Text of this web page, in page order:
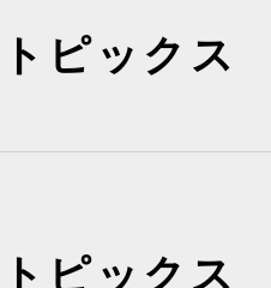
トピックス
トピックス